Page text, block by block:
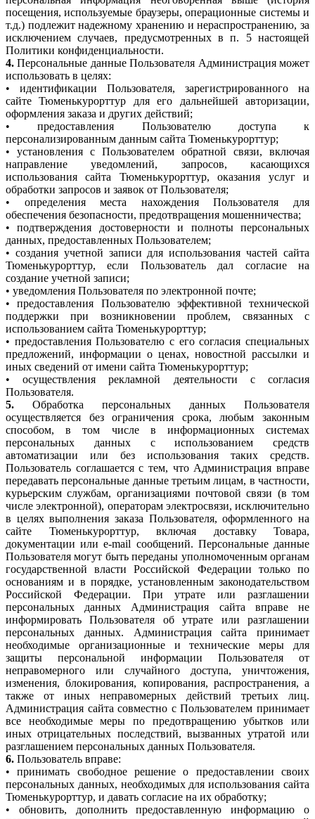
посещения, используемые браузеры, операционные системы и
т.д.) подлежит надежному хранению и нераспространению, за
исключением случаев, предусмотренных в п. 5 настоящей
Политики конфиденциальности.
4. Персональные данные Пользователя Администрация может
использовать в целях:
• идентификации Пользователя, зарегистрированного на
сайте Тюменькурорттур для его дальнейшей авторизации,
оформления заказа и других действий;
• предоставления Пользователю доступа к
персонализированным данным сайта Тюменькурорттур;
• установления с Пользователем обратной связи, включая
направление уведомлений, запросов, касающихся
использования сайта Тюменькурорттур, оказания услуг и
обработки запросов и заявок от Пользователя;
• определения места нахождения Пользователя для
обеспечения безопасности, предотвращения мошенничества;
• подтверждения достоверности и полноты персональных
данных, предоставленных Пользователем;
• создания учетной записи для использования частей сайта
Тюменькурорттур, если Пользователь дал согласие на
создание учетной записи;
• уведомления Пользователя по электронной почте;
• предоставления Пользователю эффективной технической
поддержки при возникновении проблем, связанных с
использованием сайта Тюменькурорттур;
• предоставления Пользователю с его согласия специальных
предложений, информации о ценах, новостной рассылки и
иных сведений от имени сайта Тюменькурорттур;
• осуществления рекламной деятельности с согласия
Пользователя.
5. Обработка персональных данных Пользователя
осуществляется без ограничения срока, любым законным
способом, в том числе в информационных системах
персональных данных с использованием средств
автоматизации или без использования таких средств.
Пользователь соглашается с тем, что Администрация вправе
передавать персональные данные третьим лицам, в частности,
курьерским службам, организациями почтовой связи (в том
числе электронной), операторам электросвязи, исключительно
в целях выполнения заказа Пользователя, оформленного на
сайте Тюменькурорттур, включая доставку Товара,
документации или e-mail сообщений. Персональные данные
Пользователя могут быть переданы уполномоченным органам
государственной власти Российской Федерации только по
основаниям и в порядке, установленным законодательством
Российской Федерации. При утрате или разглашении
персональных данных Администрация сайта вправе не
информировать Пользователя об утрате или разглашении
персональных данных. Администрация сайта принимает
необходимые организационные и технические меры для
защиты персональной информации Пользователя от
неправомерного или случайного доступа, уничтожения,
изменения, блокирования, копирования, распространения, а
также от иных неправомерных действий третьих лиц.
Администрация сайта совместно с Пользователем принимает
все необходимые меры по предотвращению убытков или
иных отрицательных последствий, вызванных утратой или
разглашением персональных данных Пользователя.
6. Пользователь вправе:
• принимать свободное решение о предоставлении своих
персональных данных, необходимых для использования сайта
Тюменькурорттур, и давать согласие на их обработку;
• обновить, дополнить предоставленную информацию о